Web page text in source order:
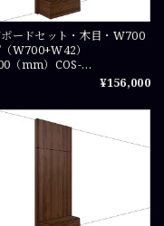
ードセット・木目・W700
W700+W42）
（mm）COS-
¥156,000